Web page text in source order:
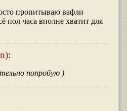
пропитываю вафли
пол часа вполне хватит для
:
попробую )